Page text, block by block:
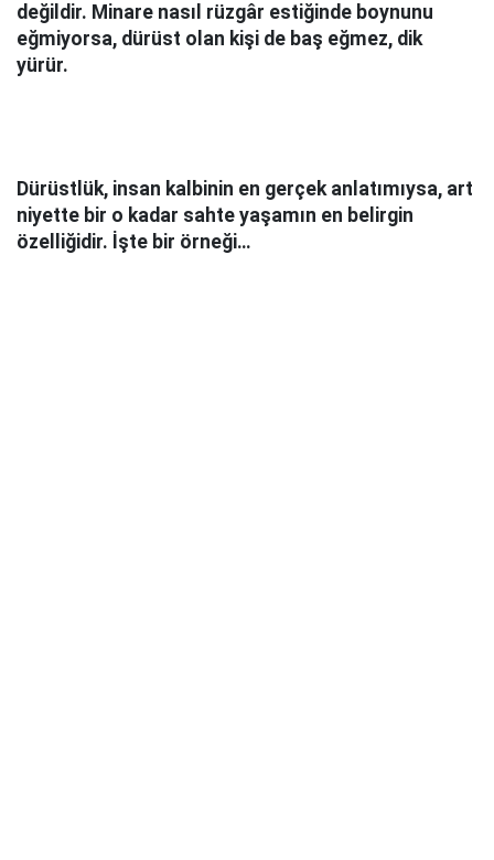
değildir. Minare nasıl rüzgâr estiğinde boynunu
eğmiyorsa, dürüst olan kişi de baş eğmez, dik
yürür.
Dürüstlük, insan kalbinin en gerçek anlatımıysa, art
niyette bir o kadar sahte yaşamın en belirgin
özelliğidir. İşte bir örneği…